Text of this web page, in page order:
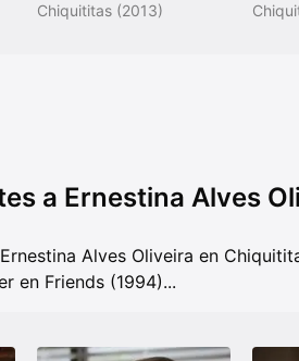
Chiquititas (2013)
a Ernestina Alves
Alves Oliveira en
en Friends (1994)...